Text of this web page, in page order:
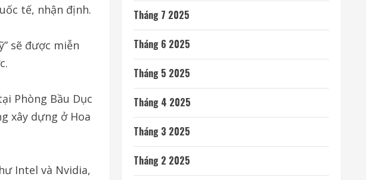
tế, nhận định.
sẽ được miễn
Phòng Bầu Dục
xây dựng ở Hoa
Intel và Nvidia,
Tháng 7 2025
Tháng 6 2025
Tháng 5 2025
Tháng 4 2025
Tháng 3 2025
Tháng 2 2025